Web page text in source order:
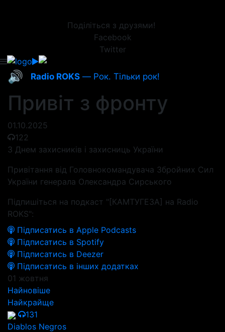
Поділіться з друзями!
Facebook
Twitter
🔊 Radio ROKS — Рок. Тільки рок!
Привіт з фронту
01.10.2025
122
З Днем захисників і захисниць України
Привітання від Головнокомандувача Збройних Сил
України генерала Олександра Сирського
Підпишіться на подкаст "[КАМТУГЕЗА] на Radio
ROKS":
Підписатись в Apple Podcasts
Підписатись в Spotify
Підписатись в Deezer
Підписатись в інших додатках
01 жовтня
Найновіше
Найкрайще
131
Diablos Negros